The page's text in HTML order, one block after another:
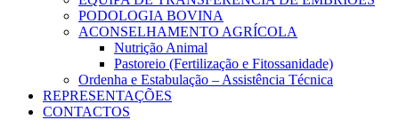
PODOLOGIA BOVINA
ACONSELHAMENTO AGRÍCOLA
Nutrição Animal
Pastoreio (Fertilização e Fitossanidade)
Ordenha e Estabulação – Assistência Técnica
REPRESENTAÇÕES
CONTACTOS